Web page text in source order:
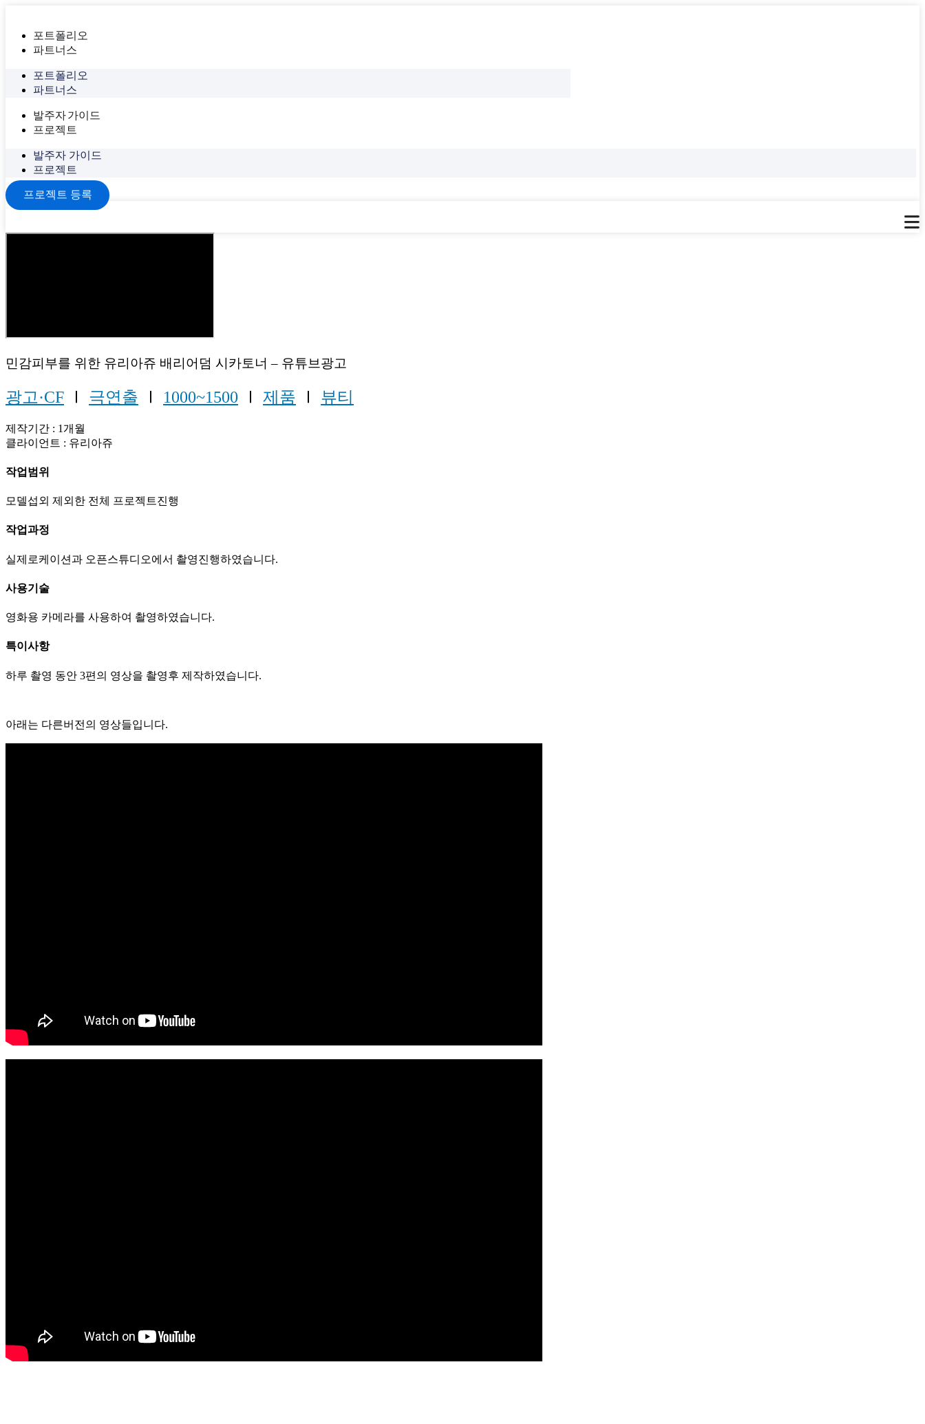
포트폴리오
파트너스
포트폴리오
파트너스
발주자 가이드
프로젝트
발주자 가이드
프로젝트
프로젝트 등록
민감피부를 위한 유리아쥬 배리어덤 시카토너 – 유튜브광고
광고·CF Ⅰ 극연출 Ⅰ 1000~1500 Ⅰ 제품 Ⅰ 뷰티
제작기간 : 1개월
클라이언트 : 유리아쥬
작업범위
모델섭외 제외한 전체 프로젝트진행
작업과정
실제로케이션과 오픈스튜디오에서 촬영진행하였습니다.
사용기술
영화용 카메라를 사용하여 촬영하였습니다.
특이사항
하루 촬영 동안 3편의 영상을 촬영후 제작하였습니다.
아래는 다른버전의 영상들입니다.